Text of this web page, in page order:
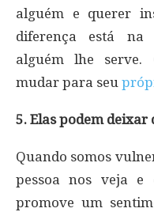
alguém e querer
diferença está na
alguém lhe serve.
mudar para seu
5. Elas podem deixar
Quando somos
pessoa nos veja e
promove um